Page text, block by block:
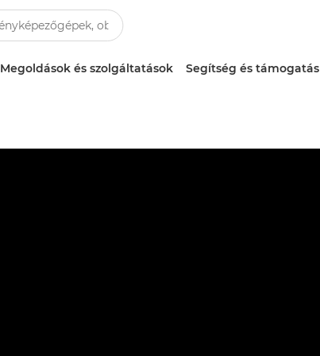
Megoldások és szolgáltatások Segítség és támogatás